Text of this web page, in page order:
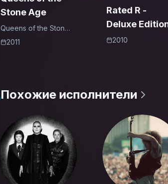
Stone Age
Queens of the Stone
Age2011
Rated R -
Deluxe
2010
Похожие исполнители